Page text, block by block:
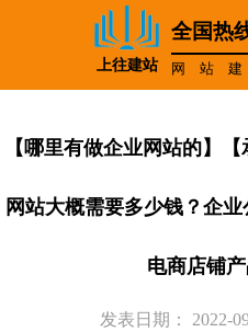
上往建站
全国热
网站
【哪里有做企业网站的】
网站大概需要多少钱？企
电商店铺
发表日期： 2022-